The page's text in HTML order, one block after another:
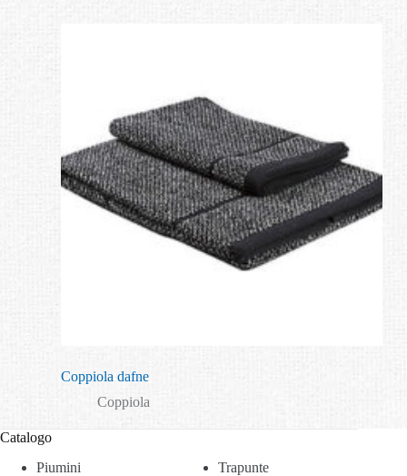
Coppiola dafne
Coppiola
Catalogo
Piumini
Trapunte